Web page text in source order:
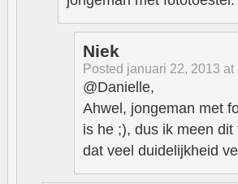
Niek
Posted januari 22, 2013 at
@Danielle,
Ahwel, jongeman met
is he ;), dus ik meen
dat veel duidelijkheid